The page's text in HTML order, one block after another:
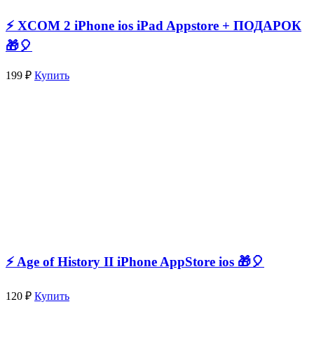
⚡️ XCOM 2 iPhone ios iPad Appstore + ПОДАРОК
🎁🎈
199 ₽ Купить
⚡️ Age of History II iPhone AppStore ios 🎁🎈
120 ₽ Купить